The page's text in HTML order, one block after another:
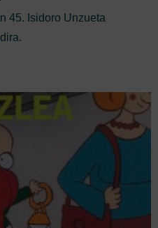
45. Isidoro Unzueta